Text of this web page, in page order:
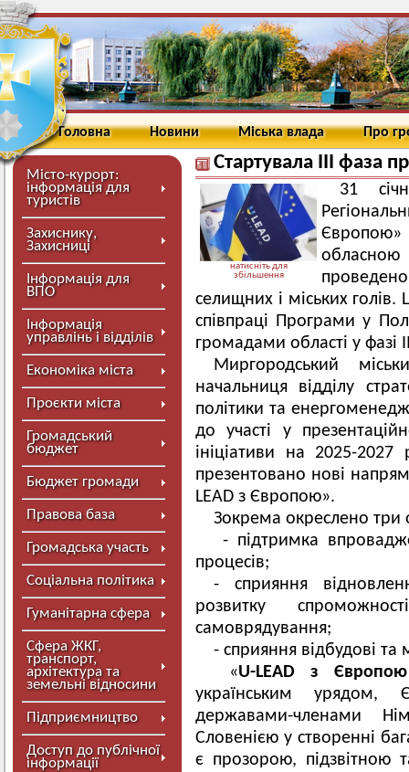
Головна Новини Міська влада Про
Місто-курорт:
інформація для
туристів
Захиснику,
Захисниці
Інформація для
ВПО
Інформація
управлінь і відділів
Економіка міста
Проєкти міста
Громадський
бюджет
Бюджет громади
Правова база
Громадська участь
Соціальна політика
Гуманітарна сфера
Сфера ЖКГ,
транспорт,
архітектура та
земельні відносини
Підприємництво
Доступ до публічної
інформації
Стартувала ІІІ фаза
натисніть для
збільшення
31
проведено
селищних і міських
співпраці Програми у
громадами області у фазі
Миргородський
начальниця відділу
політики та
до участі у
ініціативи на 2025-
презентовано нові
LEAD з Європою».
Зокрема окреслено три
- підтримка
процесів;
- сприяння
розвитку
самоврядування;
- сприяння відбудові та
«U-LEAD з Європою
українським урядом,
державами-членами
Словенією у створенні
є прозорою, підзвітною